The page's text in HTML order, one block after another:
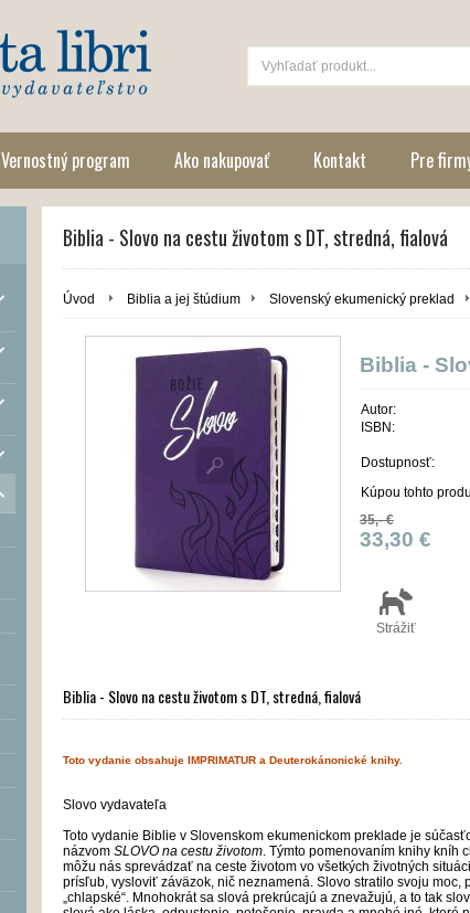
Vernostný program Ako nakupovať Kontakt Pre
Biblia - Slovo na cestu životom s DT, stredná, fialová
Úvod Biblia a jej štúdium Slovenský ekumenický preklad
Biblia -
Autor:
ISBN:
Dostupnosť:
Kúpou tohto
35,- €
33,30 €
Strážiť
Biblia - Slovo na cestu životom s DT, stredná, fialová
Toto vydanie obsahuje IMPRIMATUR a Deuterokánonické knihy.
Slovo vydavateľa
Toto vydanie Biblie v Slovenskom ekumenickom preklade je
názvom SLOVO na cestu životom. Týmto pomenovaním knihy kníh
môžu nás sprevádzať na ceste životom vo všetkých životných
prísľub, vysloviť záväzok, nič neznamená. Slovo stratilo svoju
„chlapské“. Mnohokrát sa slová prekrúcajú a znevažujú, a to tak